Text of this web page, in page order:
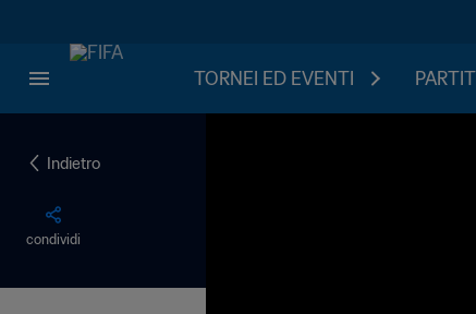
TORNEI ED EVENTI
Indietro
condividi